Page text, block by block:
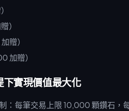
）
贈）
加贈）
實現價值最大化
：每筆交易上限 10,000 顆鑽石，